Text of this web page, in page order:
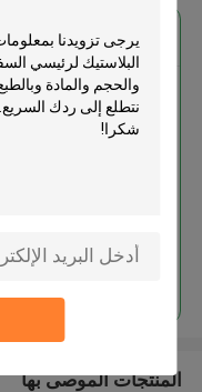
احصل
المنتجات الموصى بها